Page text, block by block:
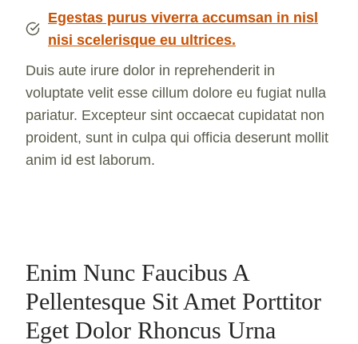
Egestas purus viverra accumsan in nisl
nisi scelerisque eu ultrices.
Duis aute irure dolor in reprehenderit in
voluptate velit esse cillum dolore eu fugiat nulla
pariatur. Excepteur sint occaecat cupidatat non
proident, sunt in culpa qui officia deserunt mollit
anim id est laborum.
Enim Nunc Faucibus A
Pellentesque Sit Amet Porttitor
Eget Dolor Rhoncus Urna